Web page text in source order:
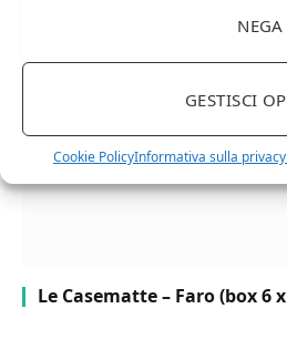
NEGA
GESTISCI
Cookie PolicyInformativa sulla
Le Casematte – Faro (box 6